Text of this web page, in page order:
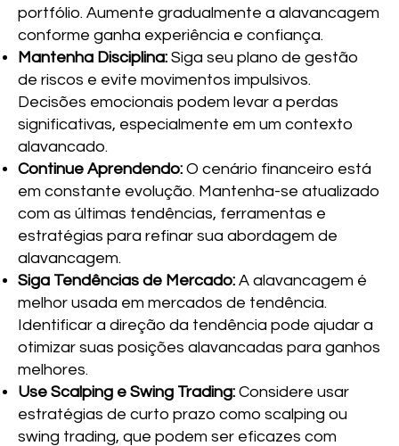
portfólio. Aumente gradualmente a alavancagem
conforme ganha experiência e confiança.
Mantenha Disciplina: Siga seu plano de gestão
de riscos e evite movimentos impulsivos.
Decisões emocionais podem levar a perdas
significativas, especialmente em um contexto
alavancado.
Continue Aprendendo: O cenário financeiro está
em constante evolução. Mantenha-se atualizado
com as últimas tendências, ferramentas e
estratégias para refinar sua abordagem de
alavancagem.
Siga Tendências de Mercado: A alavancagem é
melhor usada em mercados de tendência.
Identificar a direção da tendência pode ajudar a
otimizar suas posições alavancadas para ganhos
melhores.
Use Scalping e Swing Trading: Considere usar
estratégias de curto prazo como scalping ou
swing trading, que podem ser eficazes com